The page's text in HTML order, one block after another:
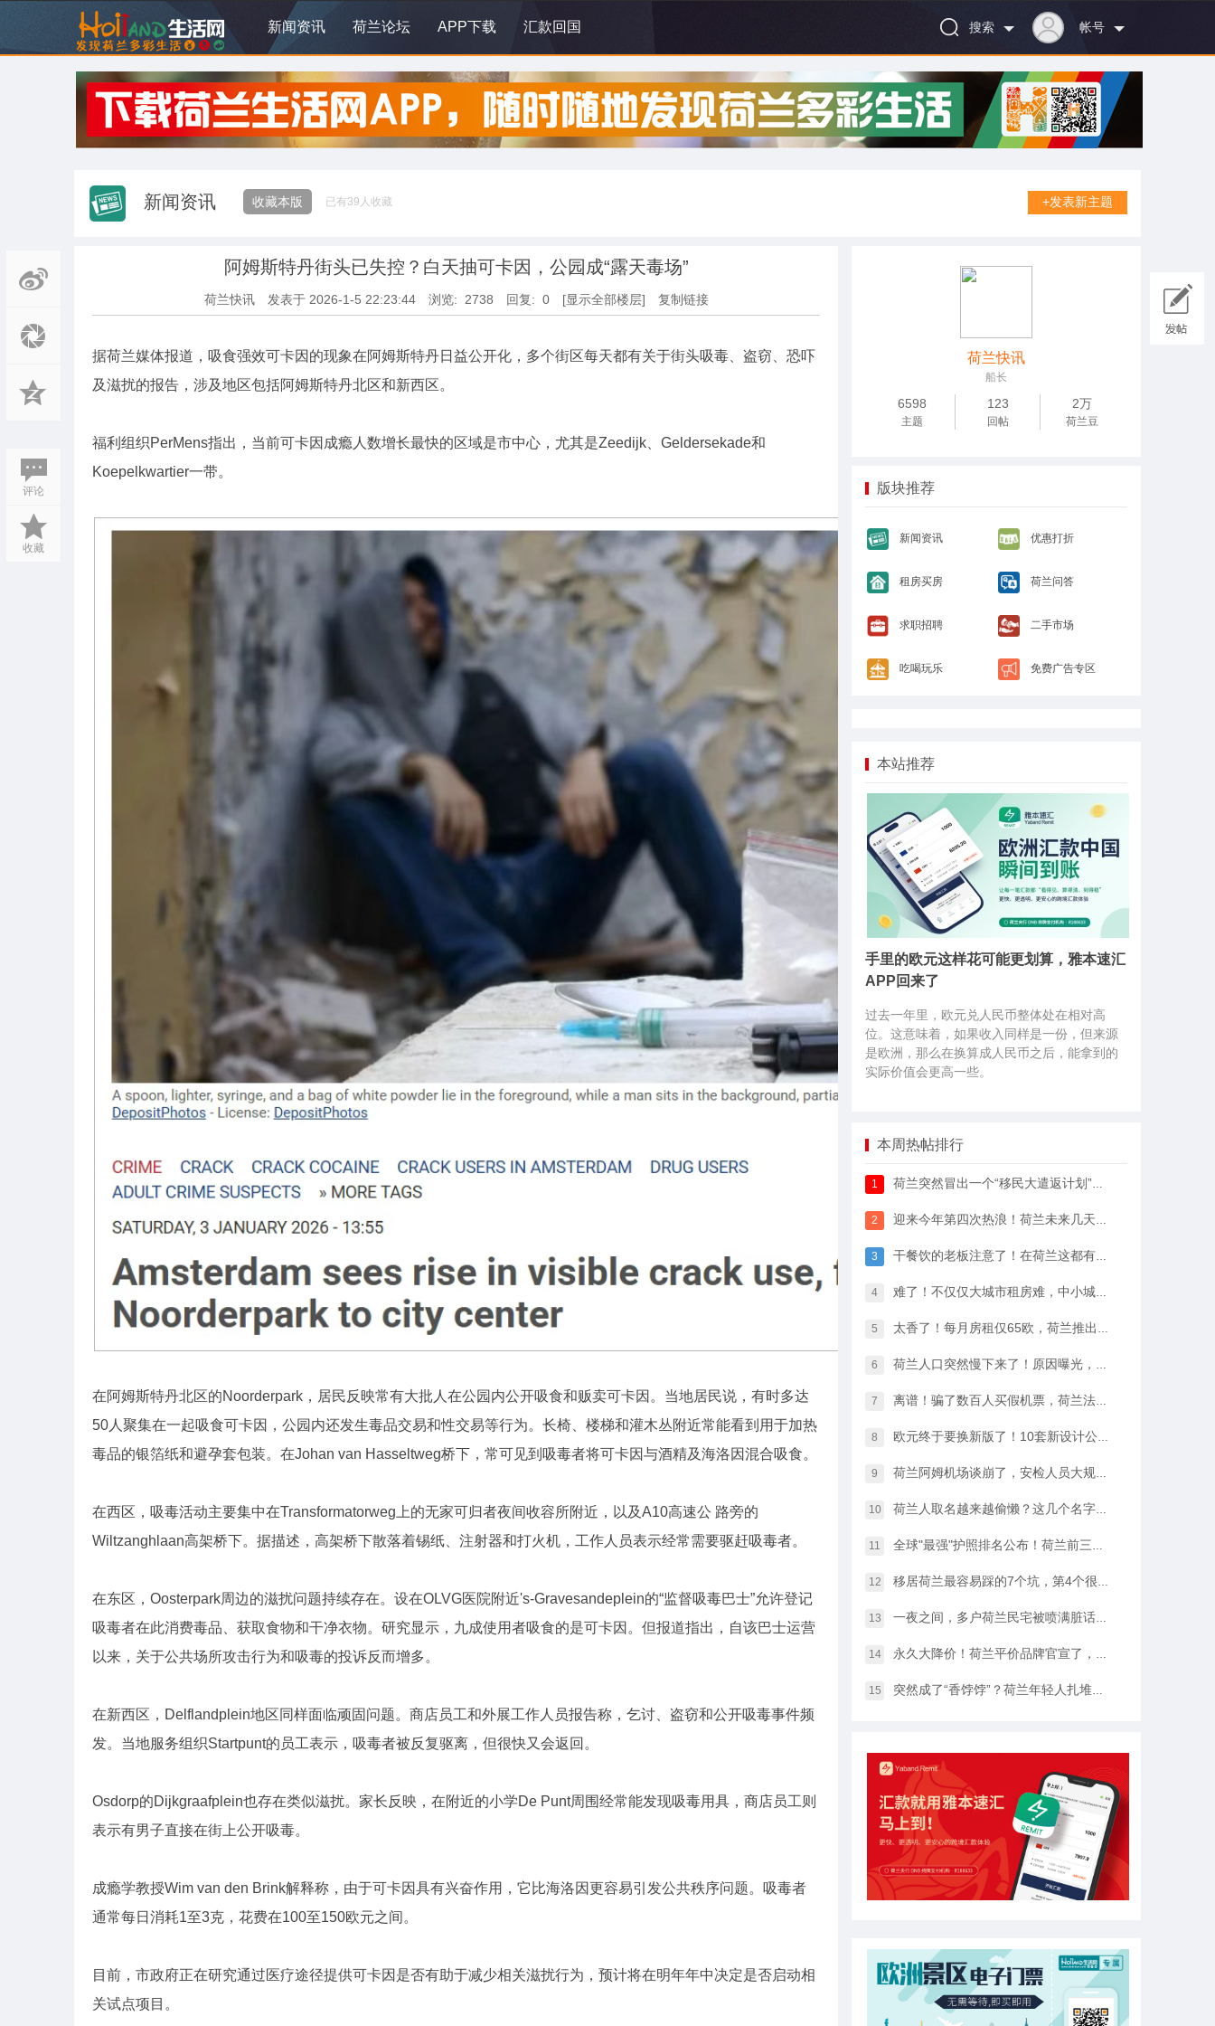
新闻资讯 荷兰论坛 APP下载 汇款回国 帐号
搜索
新闻资讯 收藏本版 已有39 人收藏 +发表新主题
评论
收藏
阿姆斯特丹街头已失控？白天抽可卡因，公园成“露天毒场”
荷兰快讯 发表于 2026-1-5 22:23:44 浏览: 2738 回复: 0 [显示全部楼层] 复制链接
据荷兰媒体报道，吸食强效可卡因的现象在阿姆斯特丹日益公开化，多个街区每天都有关于街头吸毒、盗窃、恐吓
及滋扰的报告，涉及地区包括阿姆斯特丹北区和新西区。
福利组织PerMens指出，当前可卡因成瘾人数增长最快的区域是市中心，尤其是Zeedijk、Geldersekade和
Koepelkwartier一带。
在阿姆斯特丹北区的Noorderpark，居民反映常有大批人在公园内公开吸食和贩卖可卡因。当地居民说，有时多达
50人聚集在一起吸食可卡因，公园内还发生毒品交易和性交易等行为。长椅、楼梯和灌木丛附近常能看到用于加热
毒品的银箔纸和避孕套包装。在Johan van Hasseltweg桥下，常可见到吸毒者将可卡因与酒精及海洛因混合吸食。
在西区，吸毒活动主要集中在Transformatorweg上的无家可归者夜间收容所附近，以及A10高速公 路旁的
Wiltzanghlaan高架桥下。据描述，高架桥下散落着锡纸、注射器和打火机，工作人员表示经常需要驱赶吸毒者。
在东区，Oosterpark周边的滋扰问题持续存在。设在OLVG医院附近's-Gravesandeplein的“监督吸毒巴士”允许登记
吸毒者在此消费毒品、获取食物和干净衣物。研究显示，九成使用者吸食的是可卡因。但报道指出，自该巴士运营
以来，关于公共场所攻击行为和吸毒的投诉反而增多。
在新西区，Delflandplein地区同样面临顽固问题。商店员工和外展工作人员报告称，乞讨、盗窃和公开吸毒事件频
发。当地服务组织Startpunt的员工表示，吸毒者被反复驱离，但很快又会返回。
Osdorp的Dijkgraafplein也存在类似滋扰。家长反映，在附近的小学De Punt周围经常能发现吸毒用具，商店员工则
表示有男子直接在街上公开吸毒。
成瘾学教授Wim van den Brink解释称，由于可卡因具有兴奋作用，它比海洛因更容易引发公共秩序问题。吸毒者
通常每日消耗1至3克，花费在100至150欧元之间。
目前，市政府正在研究通过医疗途径提供可卡因是否有助于减少相关滋扰行为，预计将在明年年中决定是否启动相
关试点项目。
荷兰快讯
船长
6598
主题
123
回帖
2万
荷兰豆
版块推荐
新闻资讯 优惠打折
租房买房 荷兰问答
求职招聘 二手市场
吃喝玩乐 免费广告专区
本站推荐
手里的欧元这样花可能更划算，雅本速汇
APP回来了
过去一年里，欧元兑人民币整体处在相对高
位。这意味着，如果收入同样是一份，但来源
是欧洲，那么在换算成人民币之后，能拿到的
实际价值会更高一些。
本周热帖排行
1 荷兰突然冒出一个“移民大遣返计划”，64万人已经签字支持
2 迎来今年第四次热浪！荷兰未来几天最高33℃，八月中开始…
3 干餐饮的老板注意了！在荷兰这都有人偷，全过程很淡定
4 难了！不仅仅大城市租房难，中小城市的房租开始暴涨
5 太香了！每月房租仅65欧，荷兰推出学生住宿优惠福利…
6 荷兰人口突然慢下来了！原因曝光，不是因为没人生孩子
7 离谱！骗了数百人买假机票，荷兰法院竟然没判他坐牢
8 欧元终于要换新版了！10套新设计公布，你最喜欢哪一款？
9 荷兰阿姆机场谈崩了，安检人员大规模停工越来越近…
10 荷兰人取名越来越偷懒？这几个名字几乎满大街都是
11 全球"最强"护照排名公布！荷兰前三，中国护照进步很大
12 移居荷兰最容易踩的7个坑，第4个很多人都会中招…
13 一夜之间，多户荷兰民宅被喷满脏话，只因支持难民…
14 永久大降价！荷兰平价品牌官宣了，将硬扛Temu和SHEIN
15 突然成了“香饽饽”？荷兰年轻人扎堆当老师，发生了什么？